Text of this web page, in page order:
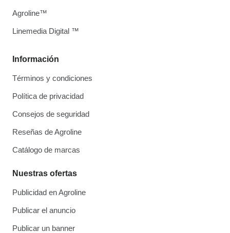
Información
Términos y condiciones
Política de privacidad
Consejos de seguridad
Reseñas de Agroline
Catálogo de marcas
Nuestras ofertas
Publicidad en Agroline
Publicar el anuncio
Publicar un banner
Agroline™
Linemedia Digital ™